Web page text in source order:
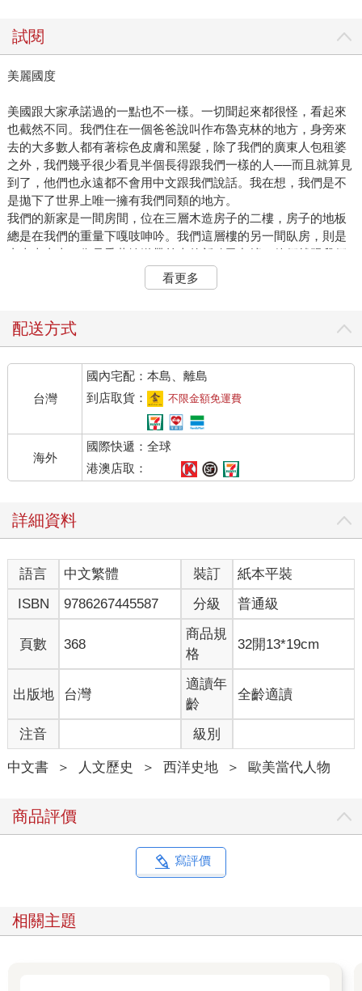
試閱
美麗國度
美國跟大家承諾過的一點也不一樣。一切聞起來都很怪，看起來
也截然不同。我們住在一個爸爸說叫作布魯克林的地方，身旁來
去的大多數人都有著棕色皮膚和黑髮，除了我們的廣東人包租婆
之外，我們幾乎很少看見半個長得跟我們一樣的人──而且就算見
到了，他們也永遠都不會用中文跟我們說話。我在想，我們是不
是拋下了世界上唯一擁有我們同類的地方。
我們的新家是一間房間，位在三層木造房子的二樓，房子的地板
總是在我們的重量下嘎吱呻吟。我們這層樓的另一間臥房，則是
由來來去去、像是乘著輸送帶前來的新移民占據，他們就跟我們
一樣，只能剛剛好湊出足夠的錢付房租而已。再隔壁的一扇門，
則是通往一間所有人共用的浴室；媽媽在美國交代我的最初幾件
不在中國了，我不能把門放著沒鎖，而且我最好也都不要讓門開
一樓也有兩間臥房，另一個家庭住在其中一間，爸爸說他們是波
多黎各人──就算是在中文裡，這幾個字我也聽都沒聽過。共用的
廚房也在一樓，雖然這是我所住過最糟糕的房子，卻擁有我見過
最巨大的廚房。中國的廚房是女性的領域，所以和外屋共屬家中
地位最低的空間，通常會遭貶低為最狹小、最骯髒、最不通風的
區域。而即便我們得和屋子裡的所有人和所有蟑螂共用新廚房，
這個廚房還是有個中島，跟一間人可以走進去的儲藏室。
出於某種理由，我們的包租婆喜歡在大家吃飯時躲在那間儲藏室
讓我想起蒸包子。每一次我們在廚房裡時，我要是說了些什麼，
爸爸都會要我住嘴，並指指儲藏室，提醒我那個駝背的嬌小婦人
在裡面。第一個月我完全不相信他，直到某天吃完晚餐後，我把
燈關掉並躲在中島後頭，才過了幾分鐘，我便聽見儲藏室的門嘎
吱打開，屋子的地板也因為新動靜和重量的轉移發出呻吟。我從
中島的角落窺探出去，發現我們包租婆佝僂的背正朝門口移動。
她身後的儲藏室門沒關。我從沒見過那扇門打開過，所以把握機
會跑了進去，將身後的門緊緊關上，門把的喀噠聲在整間木頭房
間中迴盪。門邊有個通風孔，就在其中一面牆的底部，我滑下身
子，把眼睛靠在木板條上。當然囉，我可以清清楚楚看見外頭。
身體側躺著，雙眼從通風孔往外望的我，待在堅硬的地板上，等
著某個人出現可以讓我監視，這肯定沒有太難受，因為我竟然陷
入夢鄉。
我記得的下一件事，就是醒來看見老婦人的雙眼，布滿皺紋，且
因白內障而汙濁。她正大喊著我無法理解的廣東話，身體的重量
出一句道歉：「對不起！」接著，我便從敞開的門溜走，然後三
步併作兩步蹦跳上階梯，回到我們的房間。
下我自己一個人的時間，比以往都還多。他們從未發現這起事
件，即便我在之後幾天都提心吊膽，等待著我的懲罰降臨。而我
了，反倒是裝滿了一袋袋的米跟一罐罐的貓食。
看更多
配送方式
台灣
國內宅配：本島、離島
到店取貨：
不限金額免運費
海外
國際快遞：全球
港澳店取：
詳細資料
語言 中文繁體 裝訂
紙本平裝
ISBN
9786267445587 分級 普通級
頁數 368
商品規
格
32開13*19cm
出版地 台灣
適讀年
齡
全齡適讀
注音 級別
中文書 ＞ 人文歷史 ＞ 西洋史地 ＞ 歐美當代人物
商品評價
寫評價
相關主題